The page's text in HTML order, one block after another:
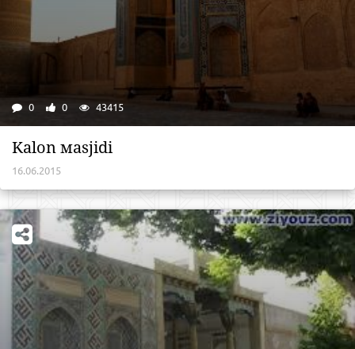
0 0 43415
Kalon мasjidi
16.06.2015